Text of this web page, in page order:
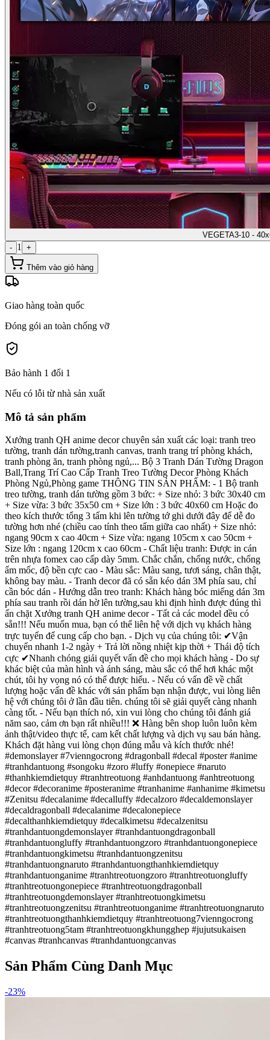
VEGETA3-10 -
- 1 +
Thêm vào giỏ hàng
Giao hàng toàn quốc
Đóng gói an toàn chống vỡ
Bảo hành 1 đổi 1
Nếu có lỗi từ nhà sản xuất
Mô tả sản phẩm
Xưởng tranh QH anime decor chuyên sản xuất các loại: tranh treo
tường, tranh dán tường,tranh canvas, tranh trang trí phòng khách,
tranh phòng ăn, tranh phòng ngủ,... Bộ 3 Tranh Dán Tường Dragon
Ball,Trang Trí Cao Cấp Tranh Treo Tường Decor Phòng Khách
Phòng Ngủ,Phòng game THÔNG TIN SẢN PHẨM: - 1 Bộ tranh
treo tường, tranh dán tường gồm 3 bức: + Size nhỏ: 3 bức 30x40 cm
+ Size vừa: 3 bức 35x50 cm + Size lớn : 3 bức 40x60 cm Hoặc đo
theo kích thước tổng 3 tấm khi lên tường tớ ghi dưới đây để dễ đo
tường hơn nhé (chiều cao tính theo tấm giữa cao nhất) + Size nhỏ:
ngang 90cm x cao 40cm + Size vừa: ngang 105cm x cao 50cm +
Size lớn : ngang 120cm x cao 60cm - Chất liệu tranh: Được in cán
trên nhựa fomex cao cấp dày 5mm. Chắc chắn, chống nước, chống
ẩm mốc, độ bền cực cao - Màu sắc: Màu sang, tươi sáng, chân thật,
không bay màu. - Tranh decor đã có sẵn kéo dán 3M phía sau, chỉ
cần bóc dán - Hướng dẫn treo tranh: Khách hàng bóc miếng dán 3m
phía sau tranh rồi dán hờ lên tường,sau khi định hình được đúng thì
ấn chặt Xưởng tranh QH anime decor - Tất cả các model đều có
sẵn!!! Nếu muốn mua, bạn có thể liên hệ với dịch vụ khách hàng
trực tuyến để cung cấp cho bạn. - Dịch vụ của chúng tôi: ✔Vận
chuyển nhanh 1-2 ngày + Trả lời nồng nhiệt kịp thời + Thái độ tích
cực ✔Nhanh chóng giải quyết vấn đề cho mọi khách hàng - Do sự
khác biệt của màn hình và ánh sáng, màu sắc có thể hơi khác một
chút, tôi hy vọng nó có thể được hiểu. - Nếu có vấn đề về chất
lượng hoặc vấn đề khác với sản phẩm bạn nhận được, vui lòng liên
hệ với chúng tôi ở lần đầu tiên. chúng tôi sẽ giải quyết càng nhanh
càng tốt. - Nếu bạn thích nó, xin vui lòng cho chúng tôi đánh giá
năm sao, cảm ơn bạn rất nhiều!!! ❌ Hàng bên shop luôn luôn kèm
ảnh thật/video thực tế, cam kết chất lượng và dịch vụ sau bán hàng.
Khách đặt hàng vui lòng chọn đúng mẫu và kích thước nhé!
#demonslayer #7vienngocrong #dragonball #decal #poster #anime
#tranhdantuong #songoku #zoro #luffy #onepiece #naruto
#thanhkiemdietquy #tranhtreotuong #anhdantuong #anhtreotuong
#decor #decoranime #posteranime #tranhanime #anhanime #kimetsu
#Zenitsu #decalanime #decalluffy #decalzoro #decaldemonslayer
#decaldragonball #decalanime #decalonepiece
#decalthanhkiemdietquy #decalkimetsu #decalzenitsu
#tranhdantuongdemonslayer #tranhdantuongdragonball
#tranhdantuongluffy #tranhdantuongzoro #tranhdantuongonepiece
#tranhdantuongkimetsu #tranhdantuongzenitsu
#tranhdantuongnaruto #tranhdantuongthanhkiemdietquy
#tranhdantuonganime #tranhtreotuongzoro #tranhtreotuongluffy
#tranhtreotuongonepiece #tranhtreotuongdragonball
#tranhtreotuongdemonslayer #tranhtreotuongkimetsu
#tranhtreotuongzenitsu #tranhtreotuonganime #tranhtreotuongnaruto
#tranhtreotuongthanhkiemdietquy #tranhtreotuong7vienngocrong
#tranhtreotuong5tam #tranhtreotuongkhungghep #jujutsukaisen
#canvas #tranhcanvas #tranhdantuongcanvas
Sản Phẩm Cùng Danh Mục
-23%